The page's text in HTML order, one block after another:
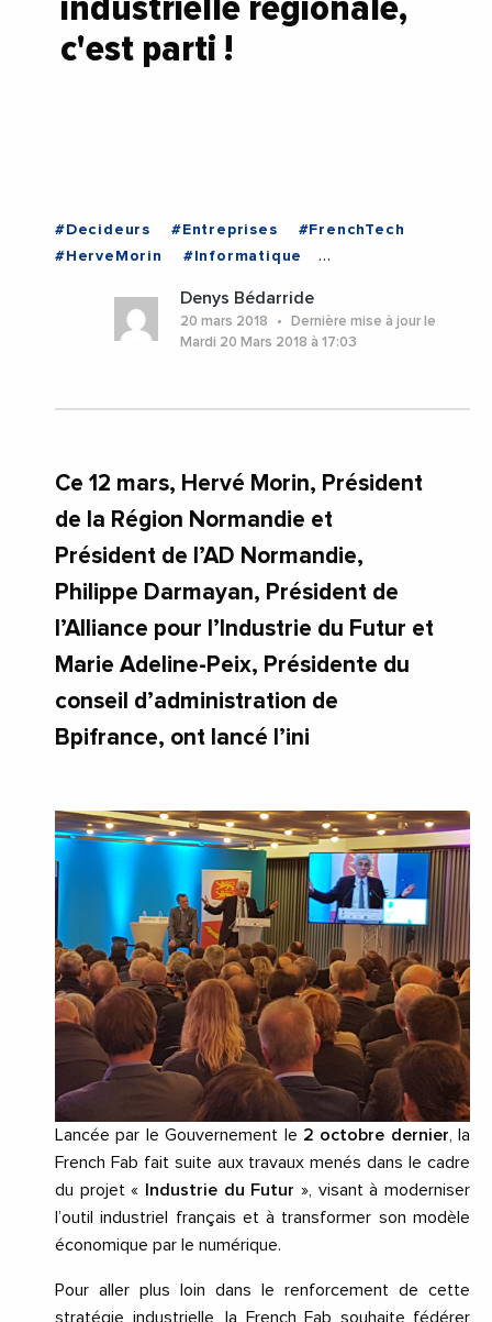
c'est parti !
#Decideurs #Entreprises
#FrenchTech
#HerveMorin
#Informatique
#Numerique
#RegionNormandie
#InfosNationales
Denys Bédarride
20 mars 2018
Dernière mise à jour le
Mardi 20 Mars 2018 à 17:03
Ce 12 mars, Hervé Morin, Président
de la Région Normandie et
Président de l’AD Normandie,
Philippe Darmayan, Président de
l’Alliance pour l’Industrie du Futur et
Marie Adeline-Peix, Présidente du
conseil d’administration de
Bpifrance, ont lancé l’ini
Lancée par le Gouvernement le 2 octobre dernier , la
French Fab fait suite aux travaux menés dans le cadre
du projet «
Industrie du Futur », visant à moderniser
l’outil industriel français et à transformer son modèle
économique par le numérique.
Pour aller plus loin dans le renforcement de cette
stratégie industrielle, la French Fab souhaite fédérer